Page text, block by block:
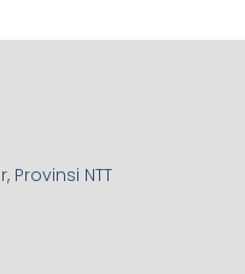
Provinsi NTT